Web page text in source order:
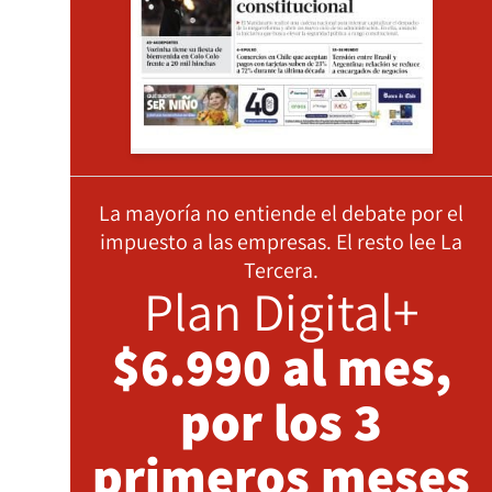
La mayoría no entiende el debate por el
impuesto a las empresas. El resto lee La
Tercera.
Plan Digital+
$6.990 al mes,
por los 3
primeros meses